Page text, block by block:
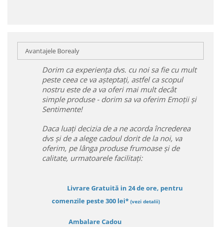
Avantajele Borealy
Dorim ca experiența dvs. cu noi sa fie cu mult
peste ceea ce va așteptați, astfel ca scopul
nostru este de a va oferi mai mult decât
simple produse - dorim sa va oferim Emoții și
Sentimente!
Daca luați decizia de a ne acorda încrederea
dvs și de a alege cadoul dorit de la noi, va
oferim, pe lânga produse frumoase și de
calitate, urmatoarele facilitați:
Livrare Gratuită in 24 de ore, pentru
comenzile peste 300 lei* (vezi detalii)
Ambalare Cadou